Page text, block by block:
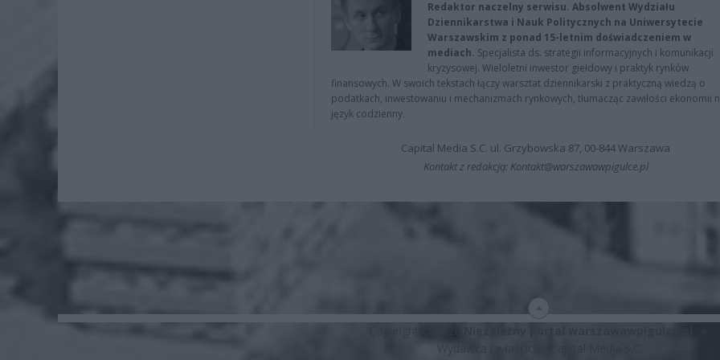
Redaktor naczelny serwisu. Absolwent Wydziału
Dziennikarstwa i Nauk Politycznych na Uniwersytecie
Warszawskim z ponad 15-letnim doświadczeniem w
mediach. Specjalista ds. strategii informacyjnych i komunikacji
kryzysowej. Wieloletni inwestor giełdowy i praktyk rynków
finansowych. W swoich tekstach łączy warsztat dziennikarski z praktyczną wiedzą o
podatkach, inwestowaniu i mechanizmach rynkowych, tłumacząc zawiłości ekonomii
język codzienny.
Capital Media S.C. ul. Grzybowska 87, 00-844 Warszawa
Kontakt z redakcją: Kontakt@warszawawpigulce.pl
Wydawca i właściciel: Capital Media S.C.